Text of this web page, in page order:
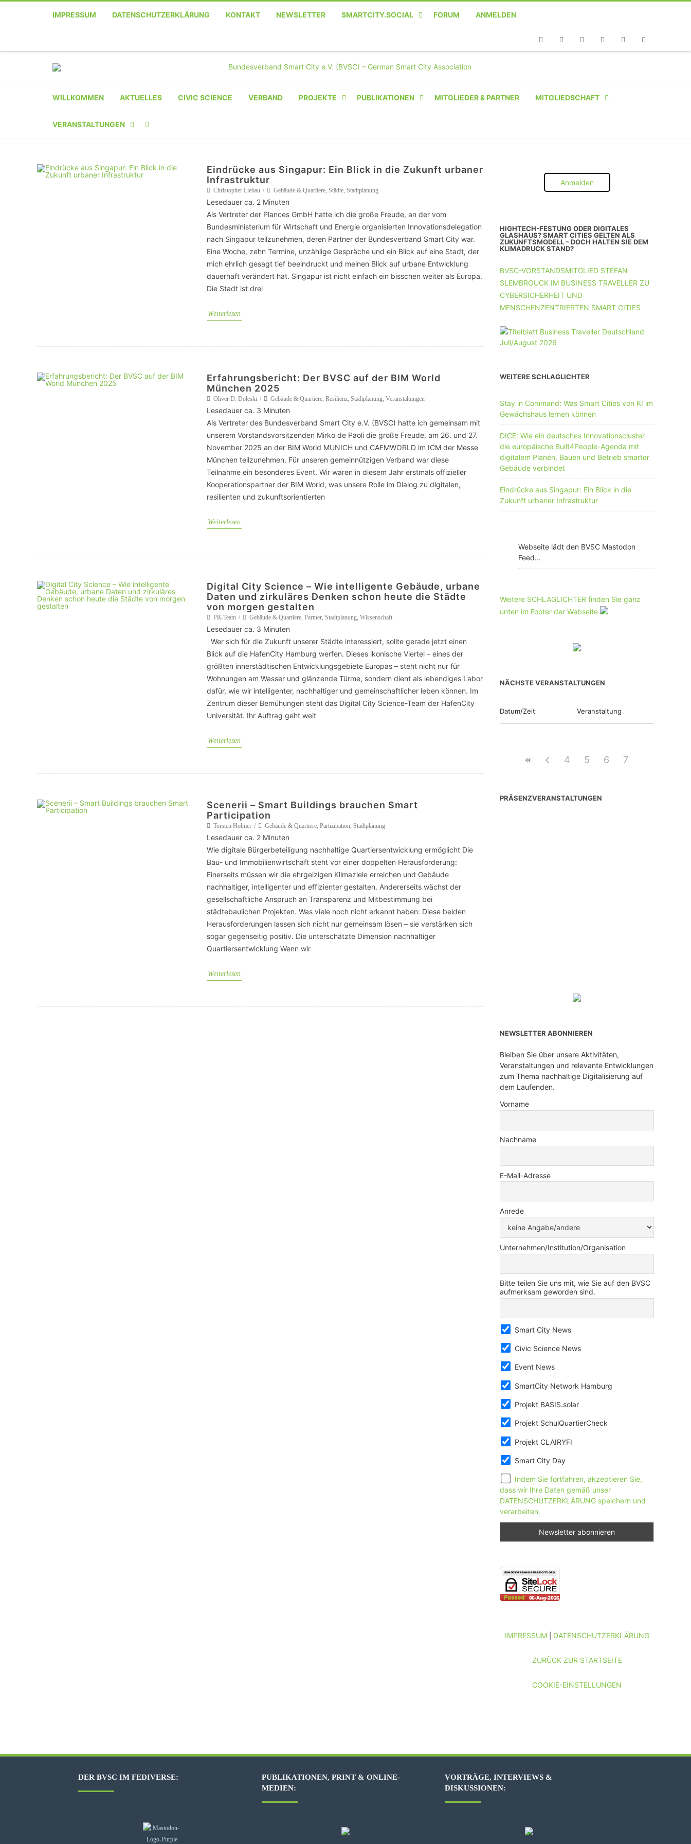
IMPRESSUM DATENSCHUTZERKLÄRUNG KONTAKT NEWSLETTER SMARTCITY.SOCIAL FORUM ANMELDEN
WILLKOMMEN AKTUELLES CIVIC SCIENCE VERBAND PROJEKTE
CLAIRYFI-INDOORS: SMART
BUILDINGS
HECINO / WAITWELL
SCHULQUARTIERCHECK
SMART CHARITIES
SMART CITY TERMINOLOGIE
PUBLIKATIONEN MITGLIEDER & PARTNER MITGLIEDSCHAFT
INSTITUTION
UNTERNEHMEN MIT 11-50 MA
VERANSTALTUNGEN
VERANSTALTER-
Eindrücke aus Singapur: Ein Blick in die Zukunft urbaner
Infrastruktur
Christopher Liebau Gebäude & Quartiere, Städte, Stadtplanung
Lesedauer ca. 2 Minuten
Als Vertreter der Plances GmbH hatte ich die große Freude, an der vom
Bundesministerium für Wirtschaft und Energie organisierten Innovationsdelegation
nach Singapur teilzunehmen, deren Partner der Bundesverband Smart City war.
Eine Woche, zehn Termine, unzählige Gespräche und ein Blick auf eine Stadt, der
mich ehrlich gesagt tief beeindruckt und meinen Blick auf urbane Entwicklung
dauerhaft verändert hat. Singapur ist nicht einfach ein bisschen weiter als Europa.
Die Stadt ist drei
Weiterlesen
Erfahrungsbericht: Der BVSC auf der BIM World
München 2025
Oliver D. Doleski Gebäude & Quartiere, Resilienz, Stadtplanung, Veranstaltungen
Lesedauer ca. 3 Minuten
Als Vertreter des Bundesverband Smart City e.V. (BVSC) hatte ich gemeinsam mit
unserem Vorstandsvorsitzenden Mirko de Paoli die große Freude, am 26. und 27.
November 2025 an der BIM World MUNICH und CAFMWORLD im ICM der Messe
München teilzunehmen. Für unseren gemeinnützigen Verband war diese
Teilnahme ein besonderes Event. Wir waren in diesem Jahr erstmals offizieller
Kooperationspartner der BIM World, was unsere Rolle im Dialog zu digitalen,
resilienten und zukunftsorientierten
Weiterlesen
Digital City Science – Wie intelligente Gebäude, urbane
Daten und zirkuläres Denken schon heute die Städte
von morgen gestalten
PR-Team Gebäude & Quartiere, Partner, Stadtplanung, Wissenschaft
Lesedauer ca. 3 Minuten
Wer sich für die Zukunft unserer Städte interessiert, sollte gerade jetzt einen
Blick auf die HafenCity Hamburg werfen. Dieses ikonische Viertel – eines der
größten innerstädtischen Entwicklungsgebiete Europas – steht nicht nur für
Wohnungen am Wasser und glänzende Türme, sondern dient als lebendiges Labor
dafür, wie wir intelligenter, nachhaltiger und gemeinschaftlicher leben können. Im
Zentrum dieser Bemühungen steht das Digital City Science-Team der HafenCity
Universität. Ihr Auftrag geht weit
Weiterlesen
Scenerii – Smart Buildings brauchen Smart
Participation
Torsten Holmer Gebäude & Quartiere, Partizipation, Stadtplanung
Lesedauer ca. 2 Minuten
Wie digitale Bürgerbeteiligung nachhaltige Quartiersentwicklung ermöglicht Die
Bau- und Immobilienwirtschaft steht vor einer doppelten Herausforderung:
Einerseits müssen wir die ehrgeizigen Klimaziele erreichen und Gebäude
nachhaltiger, intelligenter und effizienter gestalten. Andererseits wächst der
gesellschaftliche Anspruch an Transparenz und Mitbestimmung bei
städtebaulichen Projekten. Was viele noch nicht erkannt haben: Diese beiden
Herausforderungen lassen sich nicht nur gemeinsam lösen – sie verstärken sich
sogar gegenseitig positiv. Die unterschätzte Dimension nachhaltiger
Quartiersentwicklung Wenn wir
Weiterlesen
Anmelden
HIGHTECH-FESTUNG ODER DIGITALES
GLASHAUS? SMART CITIES GELTEN ALS
ZUKUNFTSMODELL – DOCH HALTEN SIE DEM
KLIMADRUCK STAND?
BVSC-VORSTANDSMITGLIED STEFAN
SLEMBROUCK IM BUSINESS TRAVELLER ZU
CYBERSICHERHEIT UND
MENSCHENZENTRIERTEN SMART CITIES
WEITERE SCHLAGLICHTER
Stay in Command: Was Smart Cities von KI im
Gewächshaus lernen können
DICE: Wie ein deutsches Innovationscluster
die europäische Built4People-Agenda mit
digitalem Planen, Bauen und Betrieb smarter
Gebäude verbindet
Eindrücke aus Singapur: Ein Blick in die
Zukunft urbaner Infrastruktur
Webseite lädt den BVSC Mastodon
Feed...
Weitere SCHLAGLICHTER finden Sie ganz
unten im Footer der Webseite
NÄCHSTE VERANSTALTUNGEN
Datum/Zeit Veranstaltung
4 5 6 7
PRÄSENZVERANSTALTUNGEN
NEWSLETTER ABONNIEREN
Bleiben Sie über unsere Aktivitäten,
Veranstaltungen und relevante Entwicklungen
zum Thema nachhaltige Digitalisierung auf
dem Laufenden.
Vorname
Nachname
E-Mail-Adresse
Anrede
Unternehmen/Institution/Organisation
Bitte teilen Sie uns mit, wie Sie auf den BVSC
aufmerksam geworden sind.
Smart City News
Civic Science News
Event News
SmartCity Network Hamburg
Projekt BASIS.solar
Projekt SchulQuartierCheck
Projekt CLAIRYFI
Smart City Day
Indem Sie fortfahren, akzeptieren Sie,
dass wir Ihre Daten gemäß unser
DATENSCHUTZERKLÄRUNG speichern und
verarbeiten.
IMPRESSUM| DATENSCHUTZERKLÄRUNG
ZURÜCK ZUR STARTSEITE
COOKIE-EINSTELLUNGEN
DER BVSC IM FEDIVERSE:
PUBLIKATIONEN, PRINT & ONLINE-
MEDIEN:
VORTRÄGE, INTERVIEWS &
DISKUSSIONEN: